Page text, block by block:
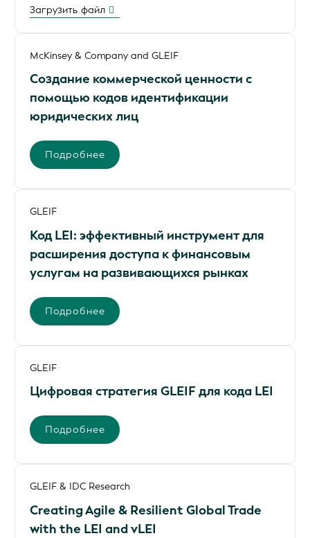
Загрузить файл
McKinsey & Company and GLEIF
Создание коммерческой ценности с
помощью кодов идентификации
юридических лиц
Подробнее
GLEIF
Код LEI: эффективный инструмент для
расширения доступа к финансовым
услугам на развивающихся рынках
Подробнее
GLEIF
Цифровая стратегия GLEIF для кода LEI
Подробнее
GLEIF & IDC Research
Creating Agile & Resilient Global Trade
with the LEI and vLEI